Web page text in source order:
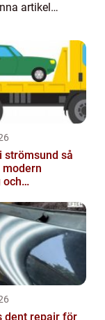
artikel
så
och
dent repair för